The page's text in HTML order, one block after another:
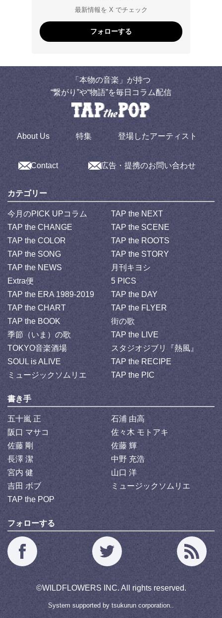
最新情報を X でチェック
フォローする
「本物の音楽」が持つ
“繋がり”や“物語”を毎日コラム配信
About Us 特集 登場したアーティスト
Contact 広告・提携のお問い合わせ
カテゴリー
今月のPICK UPコラム
TAP the NEXT
TAP the CHANGE
TAP the SCENE
TAP the COLOR
TAP the ROOTS
TAP the SONG
TAP the STORY
TAP the NEWS
月刊キヨシ
Extra便
5 PICS
TAP the ERA 1989-2019
TAP the DAY
TAP the CHART
TAP the FLYER
TAP the BOOK
街の歌
季節（いま）の歌
TAP the LIVE
TOKYO音楽酒場
スタジオジブリ『熱風』
SOUL is ALIVE
TAP the RECIPE
ミュージックソムリエ
TAP the PIC
書き手
五十嵐 正
石浦 由高
阪口 マサコ
佐々木 モトアキ
佐藤 剛
佐藤 輝
長澤 潔
中野 充浩
宮内 健
山口 洋
吉田 ボブ
ミュージックソムリエ
TAP the POP
フォローする
©WILDFLOWERS INC. All rights reserved.
System supported by tsukurun corporation..